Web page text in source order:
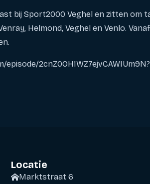
bij Sport2000 Veghel en zitten om
Helmond, Veghel en Venlo.
Locatie
Marktstraat 6